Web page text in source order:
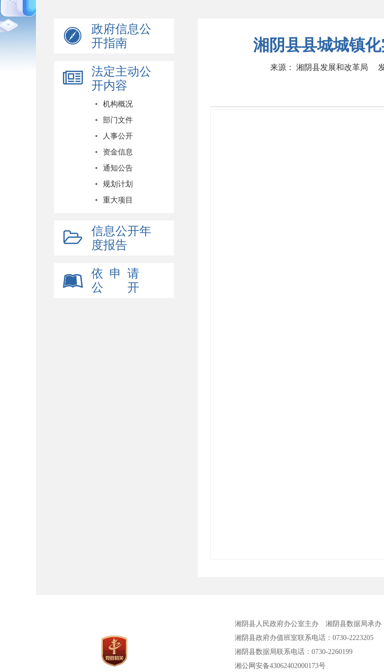
政府信息公
开指南
法定主动公
开内容
机构概况
部门文件
人事公开
资金信息
通知公告
规划计划
重大项目
信息公开年
度报告
依 申 请
公 开
湘阴县县城城镇化
来源： 湘阴县发展和改革局
湘阴县人民政府办公室主办
湘阴县数据局承办
湘阴县政府办值班室联系电话：0730-2223205
湘阴县数据局联系电话：0730-2260199
湘公网安备43062402000173号